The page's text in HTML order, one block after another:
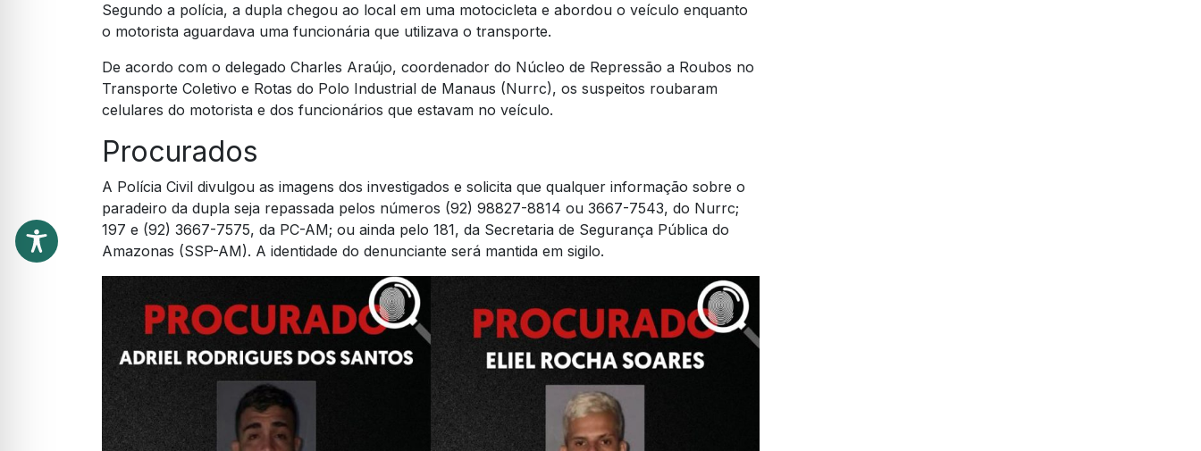
Segundo a polícia, a dupla chegou ao local em uma motocicleta e abordou o veículo enquanto
o motorista aguardava uma funcionária que utilizava o transporte.
De acordo com o delegado Charles Araújo, coordenador do Núcleo de Repressão a Roubos no
Transporte Coletivo e Rotas do Polo Industrial de Manaus (Nurrc), os suspeitos roubaram
celulares do motorista e dos funcionários que estavam no veículo.
Procurados
A Polícia Civil divulgou as imagens dos investigados e solicita que qualquer informação sobre o
paradeiro da dupla seja repassada pelos números (92) 98827-8814 ou 3667-7543, do Nurrc;
197 e (92) 3667-7575, da PC-AM; ou ainda pelo 181, da Secretaria de Segurança Pública do
Amazonas (SSP-AM). A identidade do denunciante será mantida em sigilo.